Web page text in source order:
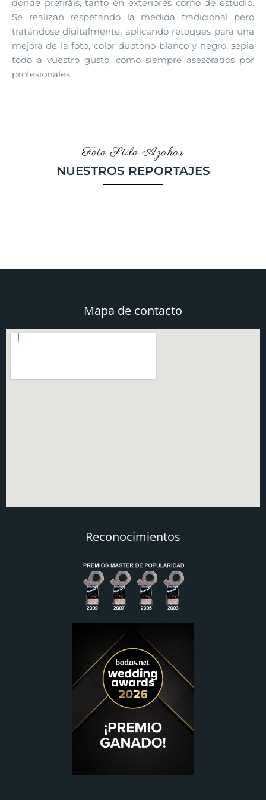
donde prefiráis, tanto en exteriores como de estudio.
Se realizan respetando la medida tradicional pero
tratándose digitalmente, aplicando retoques para una
mejora de la foto, color duotono blanco y negro, sepia
todo a vuestro gusto, como siempre asesorados por
profesionales.
Foto Stilo Azahar
NUESTROS REPORTAJES
Mapa de contacto
Reconocimientos